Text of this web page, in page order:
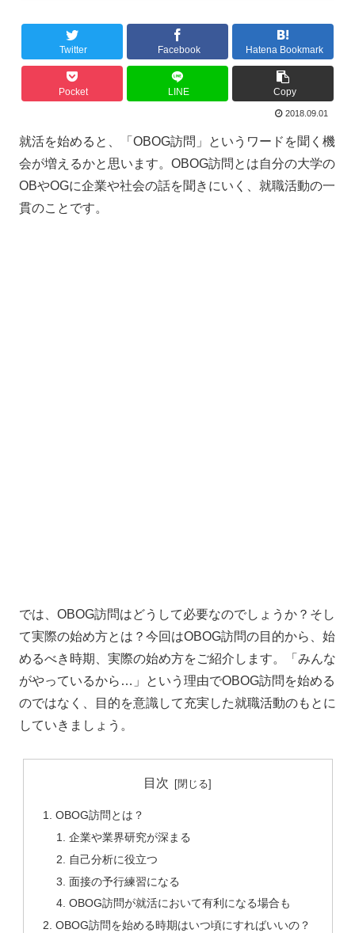
Twitter Facebook Hatena Bookmark
Pocket LINE Copy
2018.09.01
就活を始めると、「OBOG訪問」というワードを聞く機
会が増えるかと思います。OBOG訪問とは自分の大学の
OBやOGに企業や社会の話を聞きにいく、就職活動の一
貫のことです。
では、OBOG訪問はどうして必要なのでしょうか？そし
て実際の始め方とは？ 今回はOBOG訪問の目的から、始
めるべき時期、実際の始め方をご紹介します。
「みんな
がやっているから…」という理由でOBOG訪問を始める
のではなく、目的を意識して充実した就職活動のもとに
していきましょう。
目次
OBOG訪問とは？
企業や業界研究が深まる
自己分析に役立つ
面接の予行練習になる
OBOG訪問が就活において有利になる場合も
OBOG訪問を始める時期はいつ頃にすればいいの？